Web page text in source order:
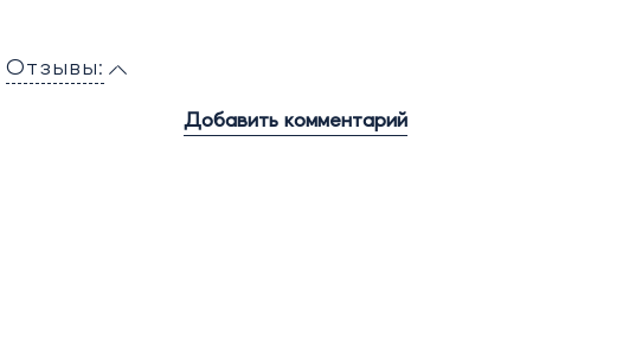
Отзывы:
Добавить комментарий